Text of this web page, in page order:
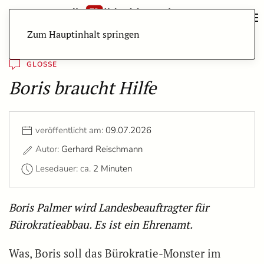
Zum Hauptinhalt springen
GLOSSE
Boris braucht Hilfe
veröffentlicht am: 09.07.2026
Autor: Gerhard Reischmann
Lesedauer: ca. 2 Minuten
Boris Palmer wird Landesbeauftragter für
Bürokratieabbau. Es ist ein Ehrenamt.
Was, Boris soll das Bürokratie-Monster im